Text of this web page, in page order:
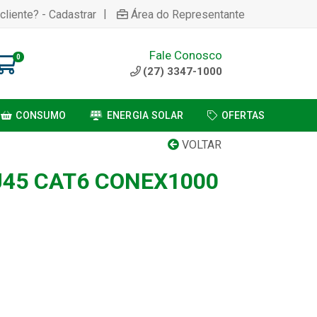
- Cadastrar | Área do Representante
0 Fale Conosco
(27) 3347-1000
CONSUMO ENERGIA SOLAR OFERTAS
VOLTAR
CAT6 CONEX1000